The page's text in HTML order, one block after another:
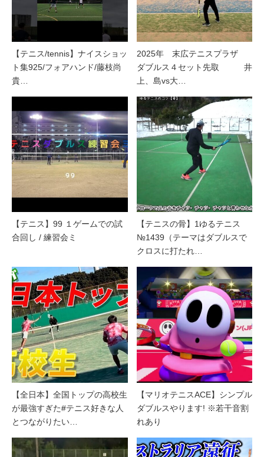
【テニス/tennis】ナイスショッ
ト集925/フォアハンド/藤枝尚
貴…
2025年 末広テニスプラザ
ダブルス４セット先取 井
上、島vs大…
【テニス】99 １ゲームでの試
合回し / 練習会ミ
【テニスの骨】1ゆるテニス
№1439（テーマはダブルスで
クロスに打たれ…
【全日本】全国トップの高校生
が最強すぎた#テニス好きな人
とつながりたい…
【マリオテニスACE】シンプル
ダブルスやります! ※若干音割
れあり